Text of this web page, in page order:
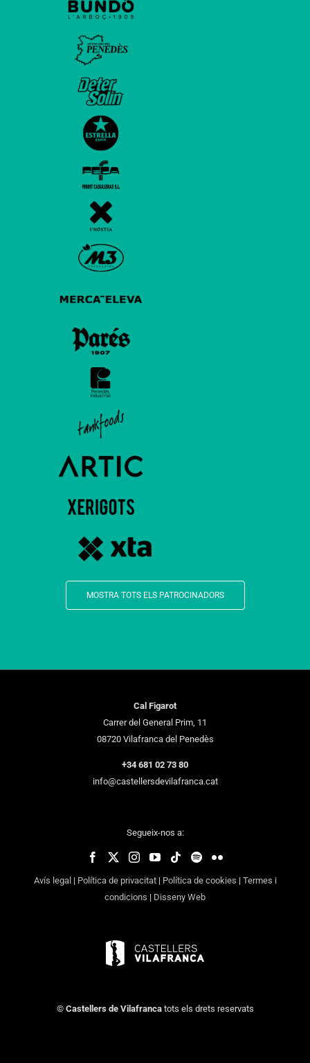
MOSTRA TOTS ELS PATROCINADORS
Cal Figarot
Carrer del General Prim, 11
08720 Vilafranca del Penedès
+34 681 02 73 80
info@castellersdevilafranca.cat
Segueix-nos a:
Avís legal | Política de privacitat| Política de cookies | Termes i
condicions | Disseny Web
© Castellers de Vilafrancatots els drets reservats